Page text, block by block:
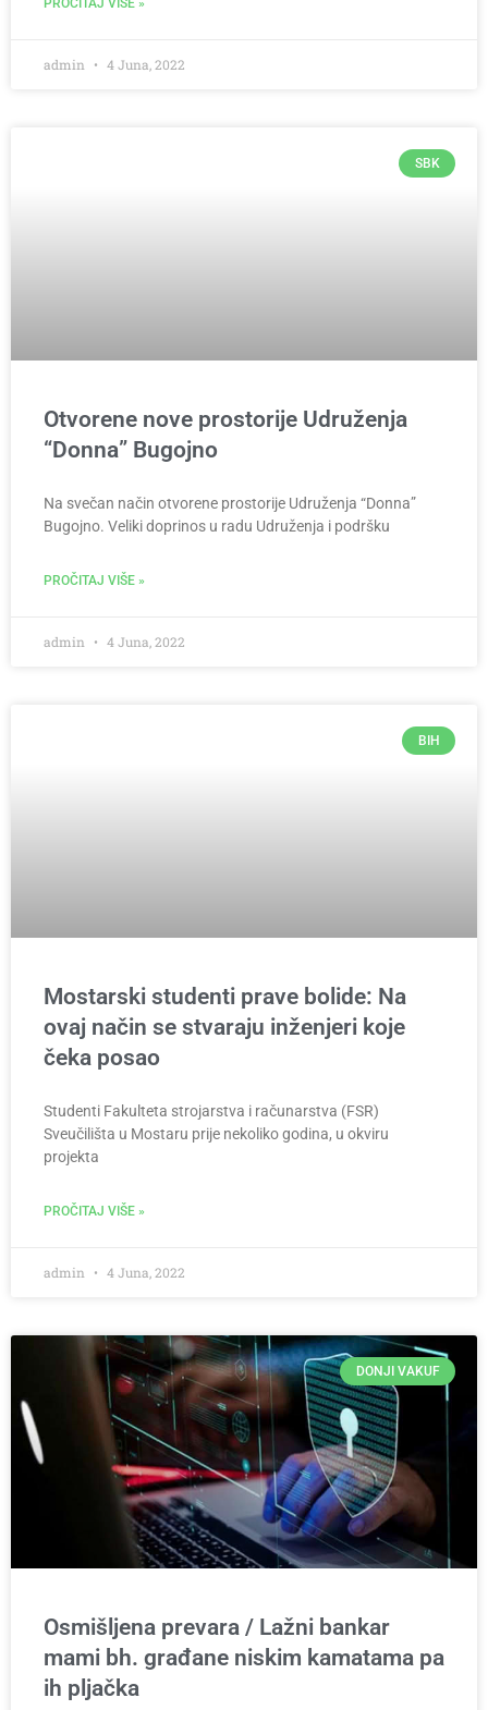
PROČITAJ VIŠE »
admin 4 Juna, 2022
SBK
Otvorene nove prostorije Udruženja
“Donna” Bugojno
Na svečan način otvorene prostorije Udruženja “Donna”
Bugojno. Veliki doprinos u radu Udruženja i podršku
PROČITAJ VIŠE »
admin 4 Juna, 2022
BIH
Mostarski studenti prave bolide: Na
ovaj način se stvaraju inženjeri koje
čeka posao
Studenti Fakulteta strojarstva i računarstva (FSR)
Sveučilišta u Mostaru prije nekoliko godina, u okviru
projekta
PROČITAJ VIŠE »
admin 4 Juna, 2022
DONJI VAKUF
Osmišljena prevara / Lažni bankar
mami bh. građane niskim kamatama pa
ih pljačka